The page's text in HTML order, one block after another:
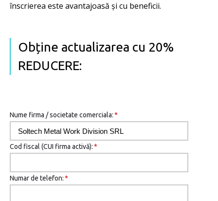
înscrierea este avantajoasă şi cu beneficii.
Obține actualizarea cu 20%
REDUCERE:
Nume firma / societate comerciala:*
Cod fiscal (CUI firma activă):*
Numar de telefon:*